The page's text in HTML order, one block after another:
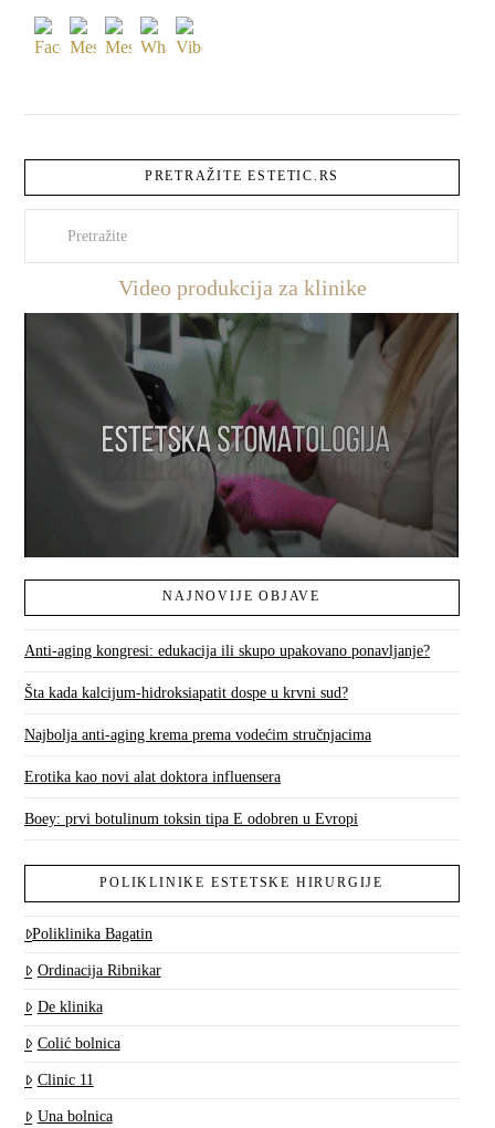
PRETRAŽITE ESTETIC.RS
Video produkcija za klinike
NAJNOVIJE OBJAVE
Anti-aging kongresi: edukacija ili skupo upakovano ponavljanje?
Šta kada kalcijum-hidroksiapatit dospe u krvni sud?
Najbolja anti-aging krema prema vodećim stručnjacima
Erotika kao novi alat doktora influensera
Boey: prvi botulinum toksin tipa E odobren u Evropi
POLIKLINIKE ESTETSKE HIRURGIJE
Poliklinika Bagatin
Ordinacija Ribnikar
De klinika
Colić bolnica
Clinic 11
Una bolnica